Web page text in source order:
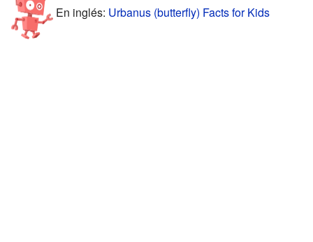
En inglés: Urbanus (butterfly) Facts for Kids